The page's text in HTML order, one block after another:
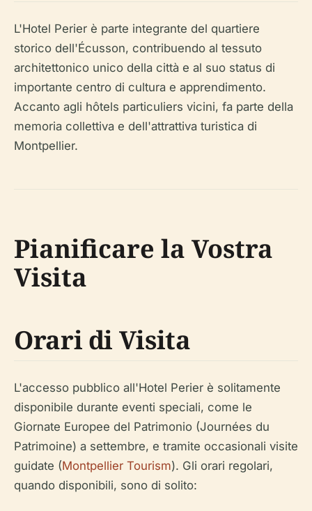
L'Hotel Perier è parte integrante del quartiere
storico dell'Écusson, contribuendo al tessuto
architettonico unico della città e al suo status di
importante centro di cultura e apprendimento.
Accanto agli hôtels particuliers vicini, fa parte della
memoria collettiva e dell'attrattiva turistica di
Montpellier.
Pianificare la Vostra
Visita
Orari di Visita
L'accesso pubblico all'Hotel Perier è solitamente
disponibile durante eventi speciali, come le
Giornate Europee del Patrimonio (Journées du
Patrimoine) a settembre, e tramite occasionali visite
guidate (Montpellier Tourism). Gli orari regolari,
quando disponibili, sono di solito: